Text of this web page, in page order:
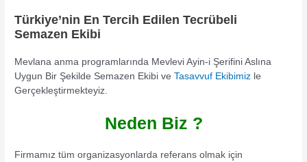
Türkiye’nin En Tercih Edilen Tecrübeli
Semazen Ekibi
Mevlana anma programlarında Mevlevi Ayin-i Şerifini Aslına
Uygun Bir Şekilde Semazen Ekibi veTasavvuf Ekibimiz le
Gerçekleştirmekteyiz.
Neden Biz ?
Firmamız tüm organizasyonlarda referans olmak için